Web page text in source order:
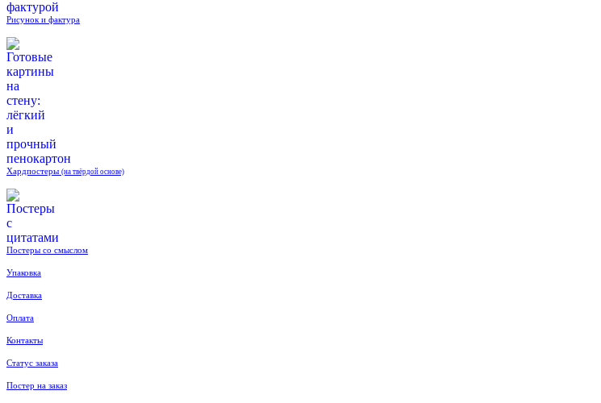
Рисунок и фактура
Хардпостеры (на твёрдой основе)
Постеры со смыслом
Упаковка
Доставка
Оплата
Контакты
Статус заказа
Постер на заказ